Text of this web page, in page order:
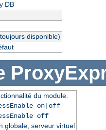
DB
disponible)
du module.
on|off
off
globale, serveur virtuel